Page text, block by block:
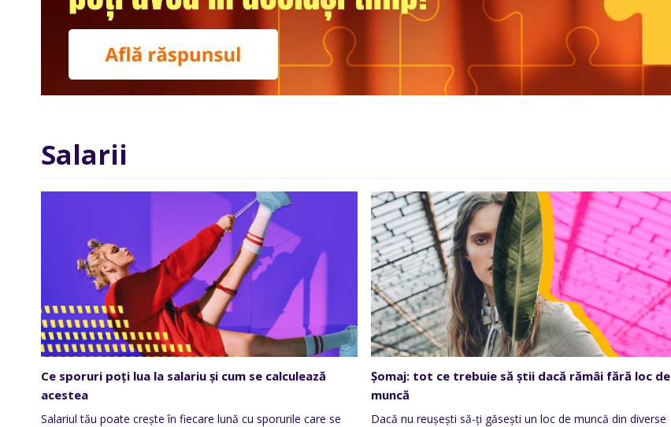
Salarii
Ce sporuri poți lua la salariu și cum se calculează
acestea
Salariul tău poate crește în fiecare lună cu sporurile care se
Șomaj: tot ce trebuie să știi dacă rămâi fără loc de
muncă
Dacă nu reușești să-ți găsești un loc de muncă din diverse